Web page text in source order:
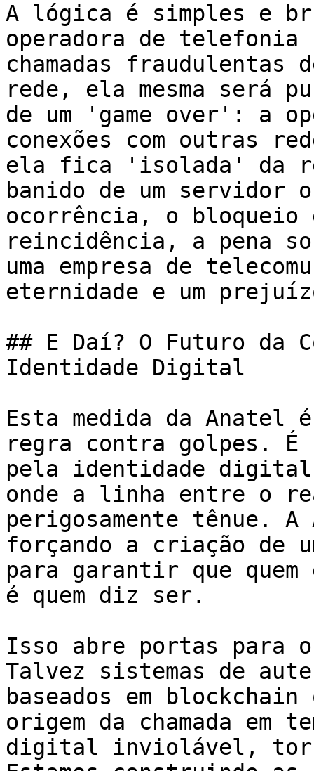
A lógica é simples e
operadora de telefonia
chamadas fraudulentas
rede, ela mesma será
de um 'game over': a
conexões com outras
ela fica 'isolada' da
banido de um servidor
ocorrência, o bloqueio
reincidência, a pena
uma empresa de
eternidade e um
## E Daí? O Futuro da
Identidade Digital
Esta medida da Anatel
regra contra golpes. É
pela identidade
onde a linha entre o
perigosamente tênue.
forçando a criação de
para garantir que
é quem diz ser.
Isso abre portas para
Talvez sistemas de
baseados em
origem da chamada em
digital inviolável,